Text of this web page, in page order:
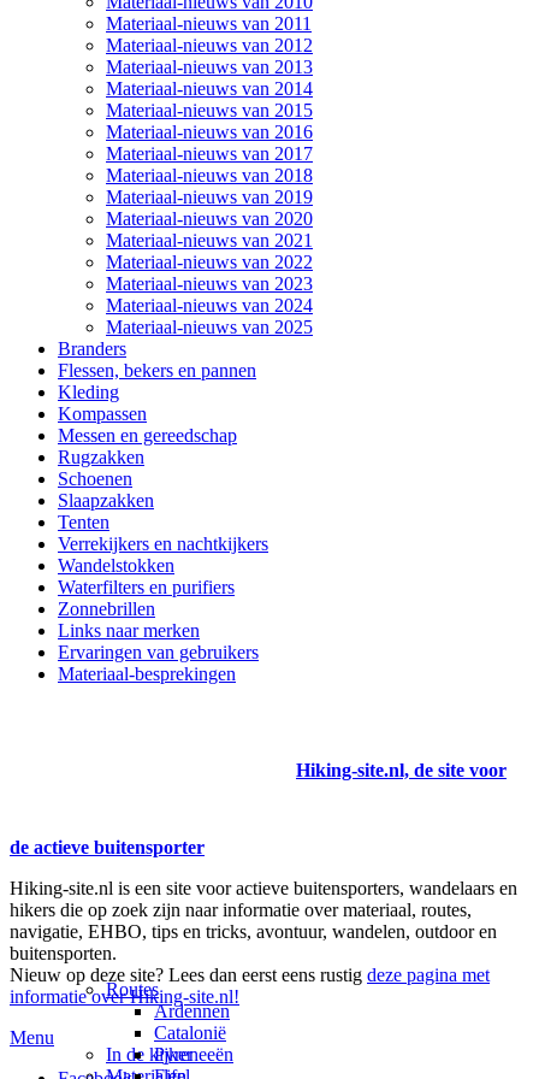
Materiaal-nieuws van 2011
Materiaal-nieuws van 2012
Materiaal-nieuws van 2013
Materiaal-nieuws van 2014
Materiaal-nieuws van 2015
Materiaal-nieuws van 2016
Materiaal-nieuws van 2017
Materiaal-nieuws van 2018
Materiaal-nieuws van 2019
Materiaal-nieuws van 2020
Materiaal-nieuws van 2021
Materiaal-nieuws van 2022
Materiaal-nieuws van 2023
Materiaal-nieuws van 2024
Materiaal-nieuws van 2025
Branders
Flessen, bekers en pannen
Kleding
Kompassen
Messen en gereedschap
Rugzakken
Schoenen
Slaapzakken
Tenten
Verrekijkers en nachtkijkers
Wandelstokken
Waterfilters en purifiers
Zonnebrillen
Links naar merken
Ervaringen van gebruikers
Materiaal-besprekingen
Hiking-site.nl, de site voor
de actieve buitensporter
Hiking-site.nl is een site voor actieve buitensporters, wandelaars en
hikers die op zoek zijn naar informatie over materiaal, routes,
navigatie, EHBO, tips en tricks, avontuur, wandelen, outdoor en
buitensporten.
Nieuw op deze site? Lees dan eerst eens rustig deze pagina met
informatie over Hiking-site.nl!
Menu
In de kijker
Routes
Ardennen
Catalonië
Pyreneeën